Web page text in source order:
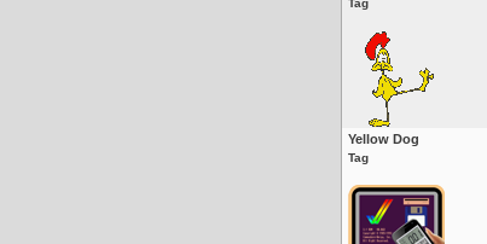
Tag
Yellow Dog
Tag